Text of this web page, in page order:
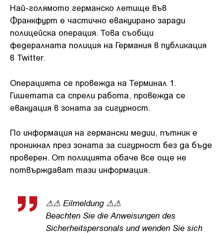
Най-голямото германско летище във
Франкфурт е частично евакуирано заради
полицейска операция. Това съобщи
федералната полиция на Германия в публикация
в Twitter.
Операцията се провежда на Терминал 1.
Гишетата са спрели работа, провежда се
евакуация в зоната за сигурност.
По информация на германски медии, пътник е
проникнал през зоната за сигурност без да бъде
проверен. От полицията обаче все още не
потвърждават тази информация.
⚠⚠ Eilmeldung ⚠⚠
Beachten Sie die Anweisungen des
Sicherheitspersonals und wenden Sie sich